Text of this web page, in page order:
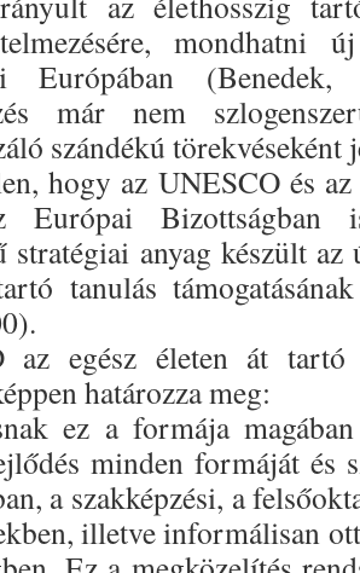
mondhatni
Európában
már nem
szándékú törekvéseként
hogy az UNESCO és
Európai Bizottságban
stratégiai anyag készült az
tanulás
az egész életen át tartó
határozza meg:
ez a formája
minden formáját és
a szakképzési, a
illetve informálisan